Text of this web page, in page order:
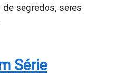
segredos, seres
Série